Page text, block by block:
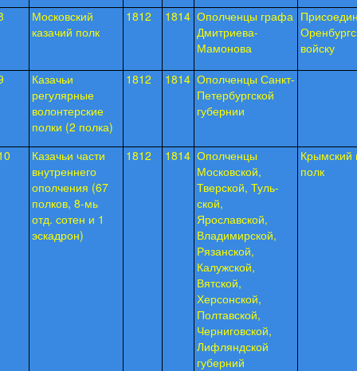
Московский
казачий полк
1812 1814 Ополченцы графа
Дмитриева-
Мамонова
войску
Казачьи
регуляр­ные
волонтерские
полки (2 полка)
1812 1814 Ополченцы Санкт-
Пе­тербургской
губернии
Казачьи части
внутреннего
ополчения (67
полков, 8-мь
отд. сотен и 1
эскадрон)
1812 1814 Ополченцы
Москов­ской,
Тверской, Туль­
ской,
Ярославской,
Владимирской,
Рязан­ской,
Калужской,
Вятской,
Херсонской,
Полтавской,
Черни­говской,
Лифляндской
губерний
Крымский
полк